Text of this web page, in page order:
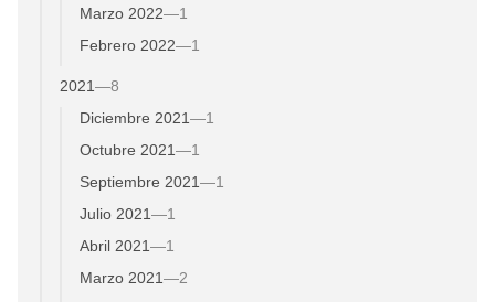
Marzo 2022—1
Febrero 2022—1
2021—8
Diciembre 2021—1
Octubre 2021—1
Septiembre 2021—1
Julio 2021—1
Abril 2021—1
Marzo 2021—2